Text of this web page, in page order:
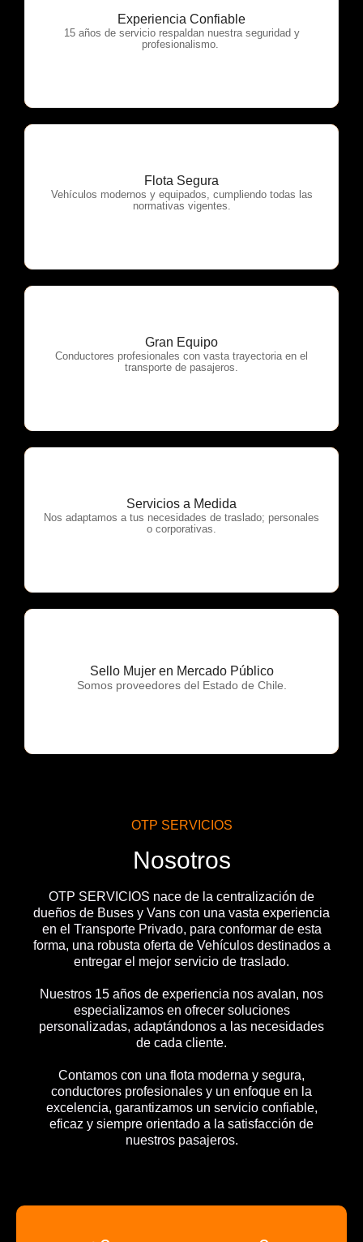
Experiencia Confiable
15 años de servicio respaldan nuestra seguridad y
profesionalismo.
OTP Servicios
Flota Segura
Vehículos modernos y equipados, cumpliendo todas las
normativas vigentes.
OTP Servicios
Gran Equipo
Conductores profesionales con vasta trayectoria en el
transporte de pasajeros.
OTP Servicios
Servicios a Medida
Nos adaptamos a tus necesidades de traslado; personales
o corporativas.
OTP Servicios
Sello Mujer en Mercado Público
Somos proveedores del Estado de Chile.
OTP Servicios
OTP SERVICIOS
Nosotros
OTP SERVICIOS nace de la centralización de
dueños de Buses y Vans con una vasta experiencia
en el Transporte Privado, para conformar de esta
forma, una robusta oferta de Vehículos destinados a
entregar el mejor servicio de traslado.
Nuestros 15 años de experiencia nos avalan, nos
especializamos en ofrecer soluciones
personalizadas, adaptándonos a las necesidades
de cada cliente.
Contamos con una flota moderna y segura,
conductores profesionales y un enfoque en la
excelencia, garantizamos un servicio confiable,
eficaz y siempre orientado a la satisfacción de
nuestros pasajeros.